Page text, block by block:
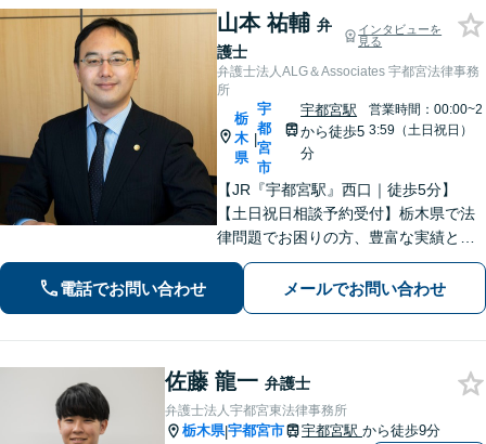
山本 祐輔 弁
護士
インタビューを
見る
弁護士法人ALG＆Associates 宇都宮法律事務
所
栃
木
県
|
宇
都
宮
市
宇都宮駅
から徒歩5
分
営業時間：00:00~2
3:59（土日祝日）
【JR『宇都宮駅』西口｜徒歩5分】
【土日祝日相談予約受付】栃木県で法
律問題でお困りの方、豊富な実績と専
門性を持つ弁護士が、ともに解決を目
指します。どうぞお気軽にご相談くだ
さい。
電話でお問い合わせ メールでお問い合わせ
佐藤 龍一 弁護士
弁護士法人宇都宮東法律事務所
栃木県|宇都宮市 宇都宮駅 から徒歩9分